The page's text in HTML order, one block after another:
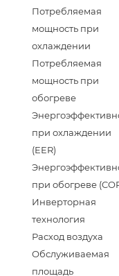
Потребляемая
мощность при
охлаждении
Потребляемая
мощность при
обогреве
при охлаждении
(EER)
при обогреве
Инверторная
технология
Расход воздуха
Обслуживаемая
площадь